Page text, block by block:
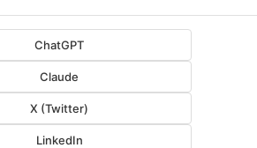
ChatGPT
Claude
X (Twitter)
LinkedIn